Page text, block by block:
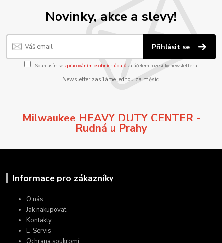
Novinky, akce a slevy!
Přihlásit se
Souhlasím se zpracováním osobních údajůza účelem rozesílky newsletteru.
Newsletter zasíláme jednou za měsíc.
Milwaukee HEAVY DUTY CENTER -
Rudná u Prahy
Informace pro zákazníky
O nás
Jak nakupovat
Kontakty
E-Servis
Ochrana soukromí